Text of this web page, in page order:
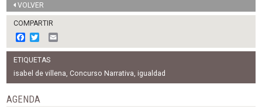
VOLVER
COMPARTIR
F
a
c
e
b
o
o
k
w
i
t
t
e
m
l
ETIQUETAS
isabel de villena, Concurso Narrativa, igualdad
AGENDA